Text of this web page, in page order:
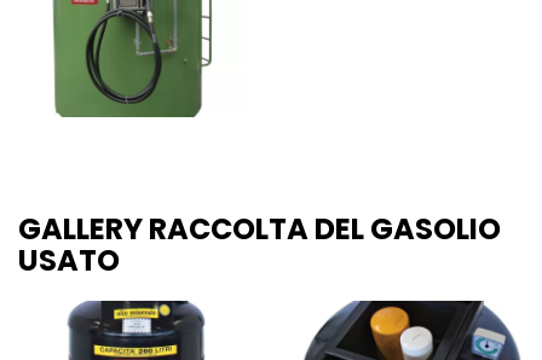
GALLERY RACCOLTA DEL GASOLIO
USATO